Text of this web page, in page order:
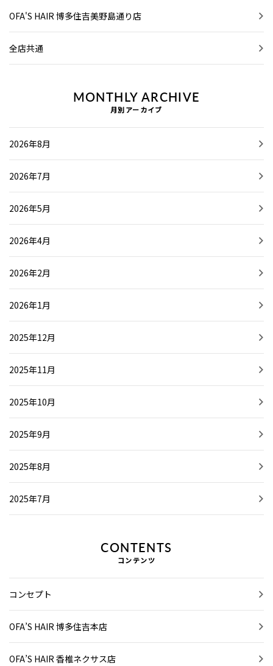
OFA'S HAIR 博多住吉美野島通り店
全店共通
MONTHLY ARCHIVE
月別アーカイブ
2026年8月
2026年7月
2026年5月
2026年4月
2026年2月
2026年1月
2025年12月
2025年11月
2025年10月
2025年9月
2025年8月
2025年7月
CONTENTS
コンテンツ
コンセプト
OFA’S HAIR 博多住吉本店
OFA’S HAIR 香椎ネクサス店